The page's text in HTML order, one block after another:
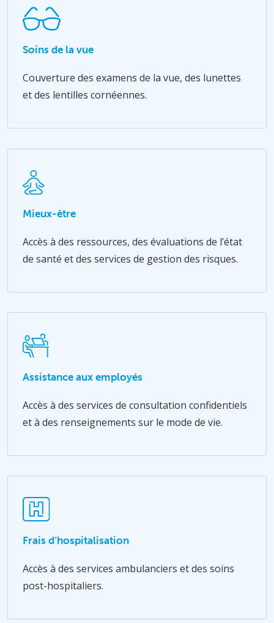
Soins de la vue
Couverture des examens de la vue, des lunettes
et des lentilles cornéennes.
Mieux-être
Accès à des ressources, des évaluations de l’état
de santé et des services de gestion des risques.
Assistance aux employés
Accès à des services de consultation confidentiels
et à des renseignements sur le mode de vie.
Frais d’hospitalisation
Accès à des services ambulanciers et des soins
post-hospitaliers.